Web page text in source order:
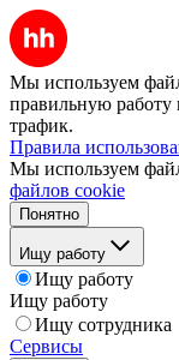
Мы используем
правильную работу
трафик.
Правила
Мы используем
файлов cookie
Понятно
Ищу работу
Ищу работу
Ищу работу
Ищу сотрудника
Сервисы